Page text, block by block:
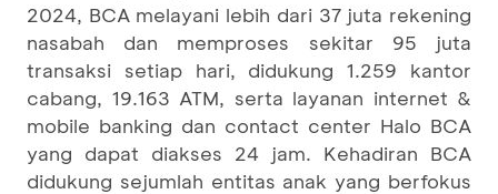
2024, BCA melayani lebih dari 37 juta rekening
nasabah dan memproses sekitar 95 juta
transaksi setiap hari, didukung 1.259 kantor
cabang, 19.163 ATM, serta layanan internet &
mobile banking dan contact center Halo BCA
yang dapat diakses 24 jam. Kehadiran BCA
didukung sejumlah entitas anak yang berfokus